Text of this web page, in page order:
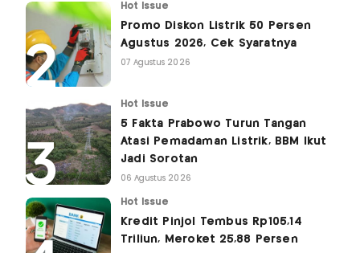
Hot Issue
Promo Diskon Listrik 50 Persen
Agustus 2026, Cek Syaratnya
07 Agustus 2026
Hot Issue
5 Fakta Prabowo Turun Tangan
Atasi Pemadaman Listrik, BBM Ikut
Jadi Sorotan
06 Agustus 2026
Hot Issue
Kredit Pinjol Tembus Rp105,14
Triliun, Meroket 25,88 Persen